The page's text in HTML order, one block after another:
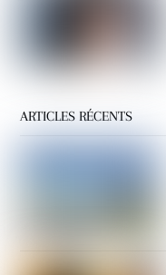
ARTICLES RÉCENTS